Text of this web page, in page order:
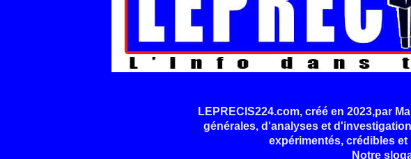
LEPRECIS224.com, créé en 2023,par
générales, d'analyses et
expérimentés, crédibles
Notre